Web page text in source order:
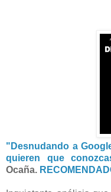
"Desnudando a
quieren que
Ocaña.